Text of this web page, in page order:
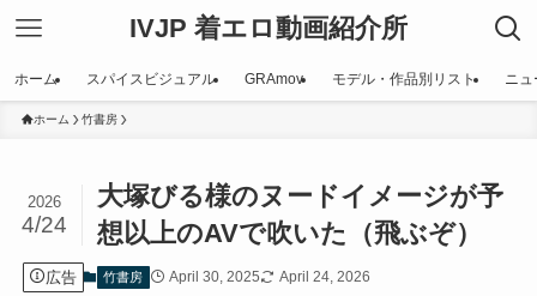
IVJP 着エロ動画紹介所
ホーム スパイスビジュアル GRAmov モデル・作品別リスト ニュ
ホーム 竹書房
大塚びる様のヌードイメージが予
想以上のAVで吹いた（飛ぶぞ）
2026
4/24
広告 竹書房 April 30, 2025 April 24, 2026